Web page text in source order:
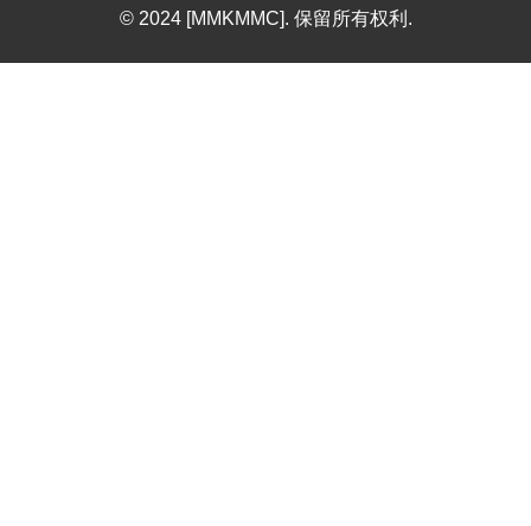
© 2024 [MMKMMC]. 保留所有权利.